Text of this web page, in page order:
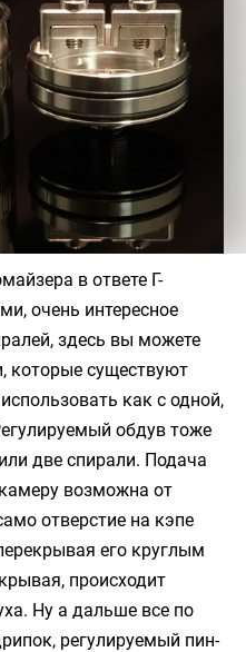
в ответе Г-
очень интересное
здесь вы можете
которые существуют
как с одной,
обдув тоже
две спирали. Подача
возможна от
отверстие на кэпе
его круглым
происходит
Ну а дальше все по
регулируемый пин-